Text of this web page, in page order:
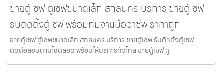
ขายตู้เซฟ ตู้เซฟขนาดเล็ก สกลนคร บริการ ขายตู้เซฟ
รับติดตั้งตู้เซฟ พร้อมทีมงานมืออาชีพ ราคาถูก
ขายตู้เซฟ ตู้เซฟขนาดเล็ก สกลนคร บริการ ขายตู้เซฟ รับติดตั้งตู้เซฟ
ติดต่อสอบถามได้ตลอด พร้อมให้บริการทั่วไทย ขายตู้เซฟ ตู